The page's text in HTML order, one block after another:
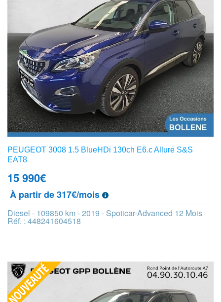
PEUGEOT 3008 1.5 BlueHDi 130ch E6.c Allure S&S
EAT8
15 990€
À partir de 317€/mois
Diesel - 109850 km - 2019 - Spoticar-Advanced 12 Mois
Réf. : 448241604518